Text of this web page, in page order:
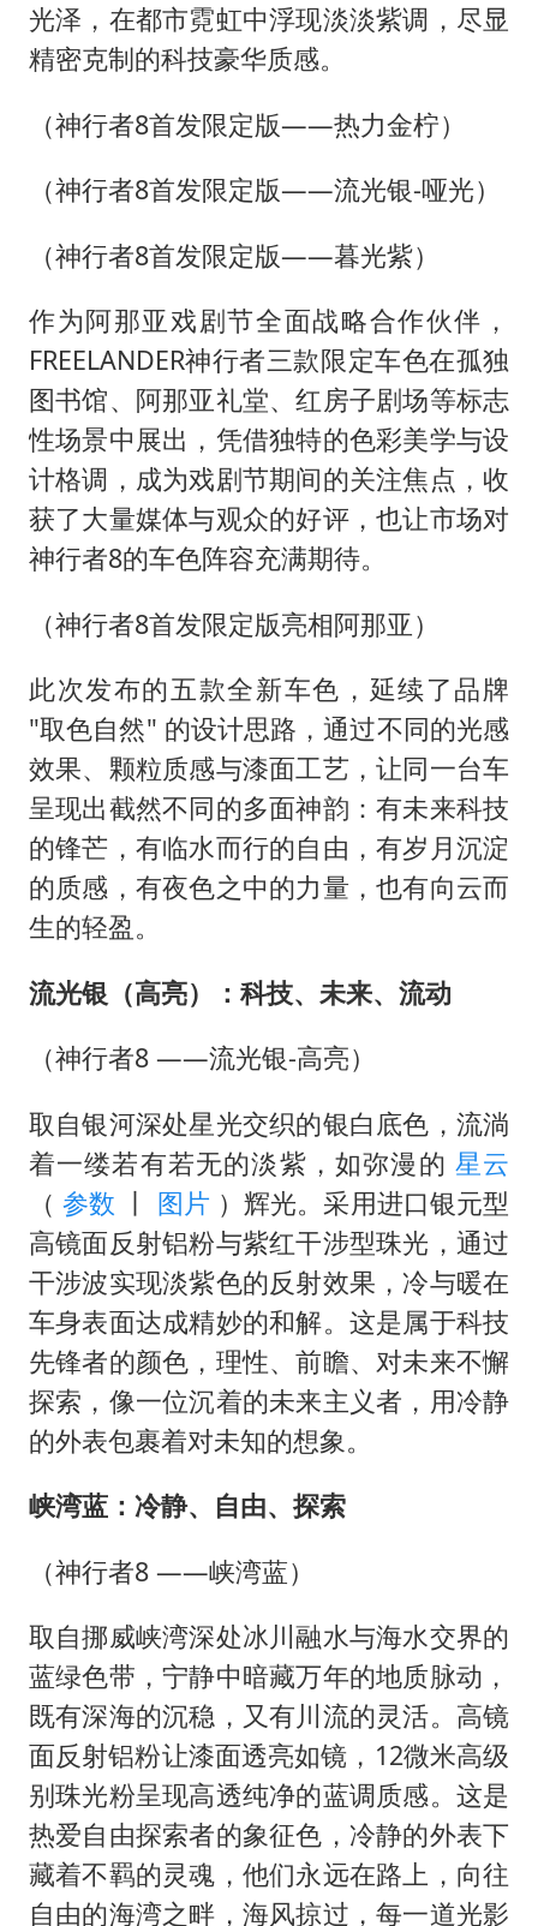
光泽，在都市霓虹中浮现淡淡紫调，尽显
精密克制的科技豪华质感。
（神行者8首发限定版——热力金柠）
（神行者8首发限定版——流光银-哑光）
（神行者8首发限定版——暮光紫）
作为阿那亚戏剧节全面战略合作伙伴，
FREELANDER神行者三款限定车色在孤独
图书馆、阿那亚礼堂、红房子剧场等标志
性场景中展出，凭借独特的色彩美学与设
计格调，成为戏剧节期间的关注焦点，收
获了大量媒体与观众的好评，也让市场对
神行者8的车色阵容充满期待。
（神行者8首发限定版亮相阿那亚）
此次发布的五款全新车色，延续了品牌
"取色自然" 的设计思路，通过不同的光感
效果、颗粒质感与漆面工艺，让同一台车
呈现出截然不同的多面神韵：有未来科技
的锋芒，有临水而行的自由，有岁月沉淀
的质感，有夜色之中的力量，也有向云而
生的轻盈。
流光银（高亮）：科技、未来、流动
（神行者8 ——流光银-高亮）
取自银河深处星光交织的银白底色，流淌
着一缕若有若无的淡紫，如弥漫的 星云
（ 参数 丨 图片 ）辉光。采用进口银元型
高镜面反射铝粉与紫红干涉型珠光，通过
干涉波实现淡紫色的反射效果，冷与暖在
车身表面达成精妙的和解。这是属于科技
先锋者的颜色，理性、前瞻、对未来不懈
探索，像一位沉着的未来主义者，用冷静
的外表包裹着对未知的想象。
峡湾蓝：冷静、自由、探索
（神行者8 ——峡湾蓝）
取自挪威峡湾深处冰川融水与海水交界的
蓝绿色带，宁静中暗藏万年的地质脉动，
既有深海的沉稳，又有川流的灵活。高镜
面反射铝粉让漆面透亮如镜，12微米高级
别珠光粉呈现高透纯净的蓝调质感。这是
热爱自由探索者的象征色，冷静的外表下
藏着不羁的灵魂，他们永远在路上，向往
自由的海湾之畔，海风掠过，每一道光影